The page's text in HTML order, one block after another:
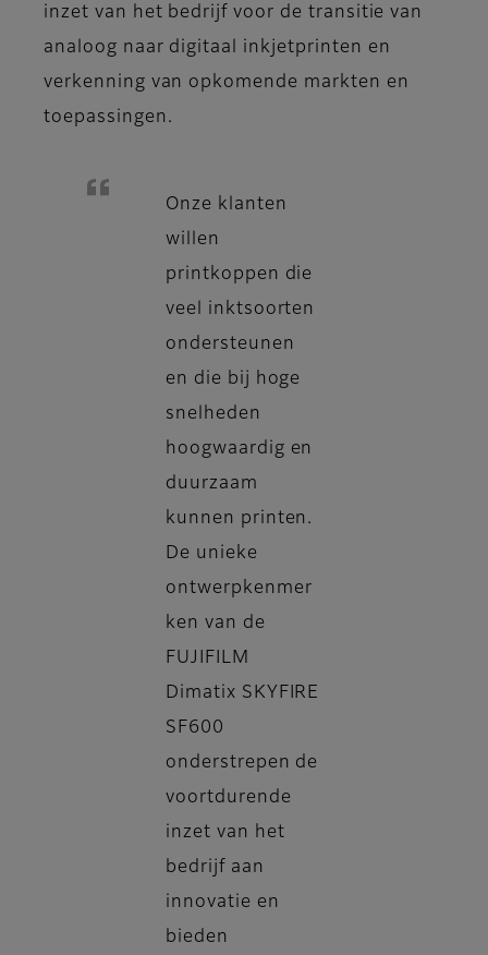
inzet van het bedrijf voor de transitie van
analoog naar digitaal inkjetprinten en
verkenning van opkomende markten en
toepassingen.
Onze klanten
willen
printkoppen die
veel inktsoorten
ondersteunen
en die bij hoge
snelheden
hoogwaardig en
duurzaam
kunnen printen.
De unieke
ontwerpkenmer
ken van de
FUJIFILM
Dimatix SKYFIRE
SF600
onderstrepen de
voortdurende
inzet van het
bedrijf aan
innovatie en
bieden